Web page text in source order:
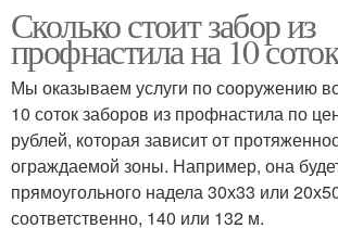
Сколько стоит забор из
профнастила на 10
Мы оказываем услуги по сооружению
10 соток заборов из профнастила по
рублей, которая зависит от
ограждаемой зоны. Например, она
прямоугольного надела 30х33 или
соответственно, 140 или 132 м.